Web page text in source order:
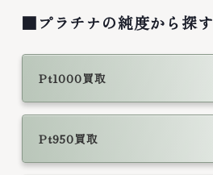
■プラチナの純度から探す
Pt1000買取
Pt950買取